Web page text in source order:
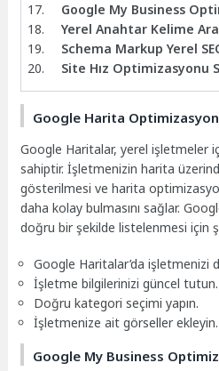
Google My Business
Yerel Anahtar Kelime
Schema Markup Yerel
Site Hız Optimizasyonu
Google Harita
Google Haritalar, yerel işletmeler
sahiptir. İşletmenizin harita
gösterilmesi ve harita
daha kolay bulmasını sağlar.
doğru bir şekilde listelenmesi için
Google Haritalar’da işletmenizi
İşletme bilgilerinizi güncel tutun.
Doğru kategori seçimi yapın.
İşletmenize ait görseller ekleyin.
Google My Business